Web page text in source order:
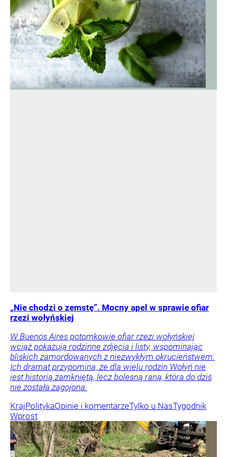
„Nie chodzi o zemstę”. Mocny apel w sprawie ofiar
rzezi wołyńskiej
W Buenos Aires potomkowie ofiar rzezi wołyńskiej
wciąż pokazują rodzinne zdjęcia i listy, wspominając
bliskich zamordowanych z niezwykłym okrucieństwem.
Ich dramat przypomina, że dla wielu rodzin Wołyń nie
jest historią zamkniętą, lecz bolesną raną, która do dziś
nie została zagojona.
KrajPolitykaOpinie i komentarzeTylko u NasTygodnik
Wprost